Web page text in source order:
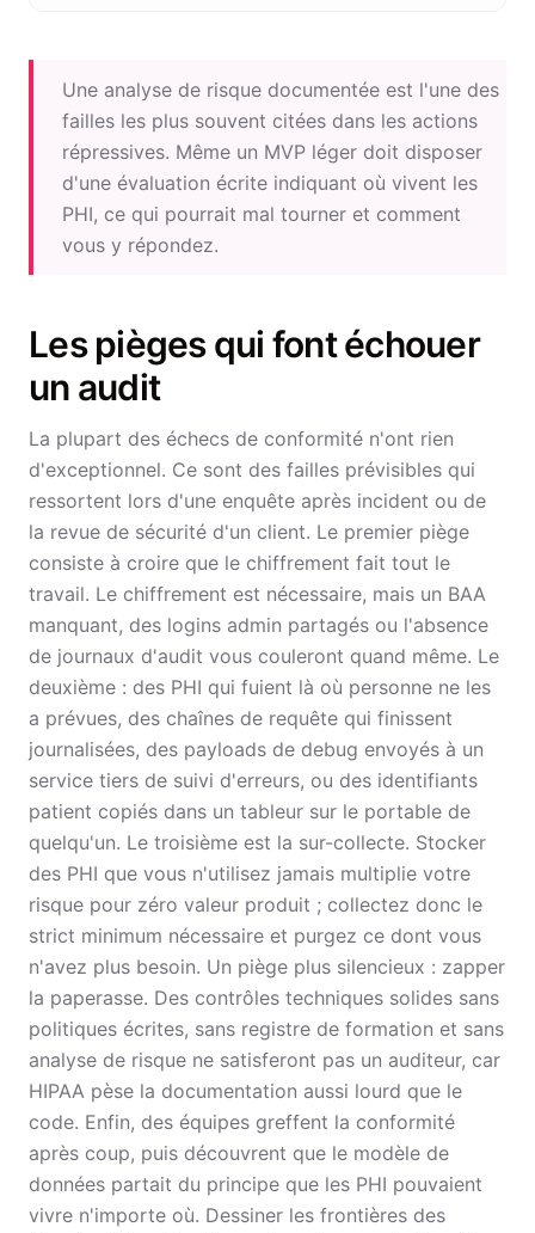
Une analyse de risque documentée est l'une des
failles les plus souvent citées dans les actions
répressives. Même un MVP léger doit disposer
d'une évaluation écrite indiquant où vivent les
PHI, ce qui pourrait mal tourner et comment
vous y répondez.
Les pièges qui font échouer
un audit
La plupart des échecs de conformité n'ont rien
d'exceptionnel. Ce sont des failles prévisibles qui
ressortent lors d'une enquête après incident ou de
la revue de sécurité d'un client. Le premier piège
consiste à croire que le chiffrement fait tout le
travail. Le chiffrement est nécessaire, mais un BAA
manquant, des logins admin partagés ou l'absence
de journaux d'audit vous couleront quand même. Le
deuxième : des PHI qui fuient là où personne ne les
a prévues, des chaînes de requête qui finissent
journalisées, des payloads de debug envoyés à un
service tiers de suivi d'erreurs, ou des identifiants
patient copiés dans un tableur sur le portable de
quelqu'un. Le troisième est la sur-collecte. Stocker
des PHI que vous n'utilisez jamais multiplie votre
risque pour zéro valeur produit ; collectez donc le
strict minimum nécessaire et purgez ce dont vous
n'avez plus besoin. Un piège plus silencieux : zapper
la paperasse. Des contrôles techniques solides sans
politiques écrites, sans registre de formation et sans
analyse de risque ne satisferont pas un auditeur, car
HIPAA pèse la documentation aussi lourd que le
code. Enfin, des équipes greffent la conformité
après coup, puis découvrent que le modèle de
données partait du principe que les PHI pouvaient
vivre n'importe où. Dessiner les frontières des